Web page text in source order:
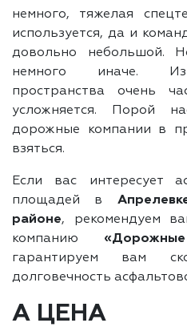
немного, тяжелая
используется, да и
довольно небольшой.
немного иначе. Из-
пространства очень
усложняется. Порой
дорожные компании в
взяться.
Если вас интересует
площадей в
районе, рекомендуем
компанию
гарантируем вам
долговечность
А ЦЕНА